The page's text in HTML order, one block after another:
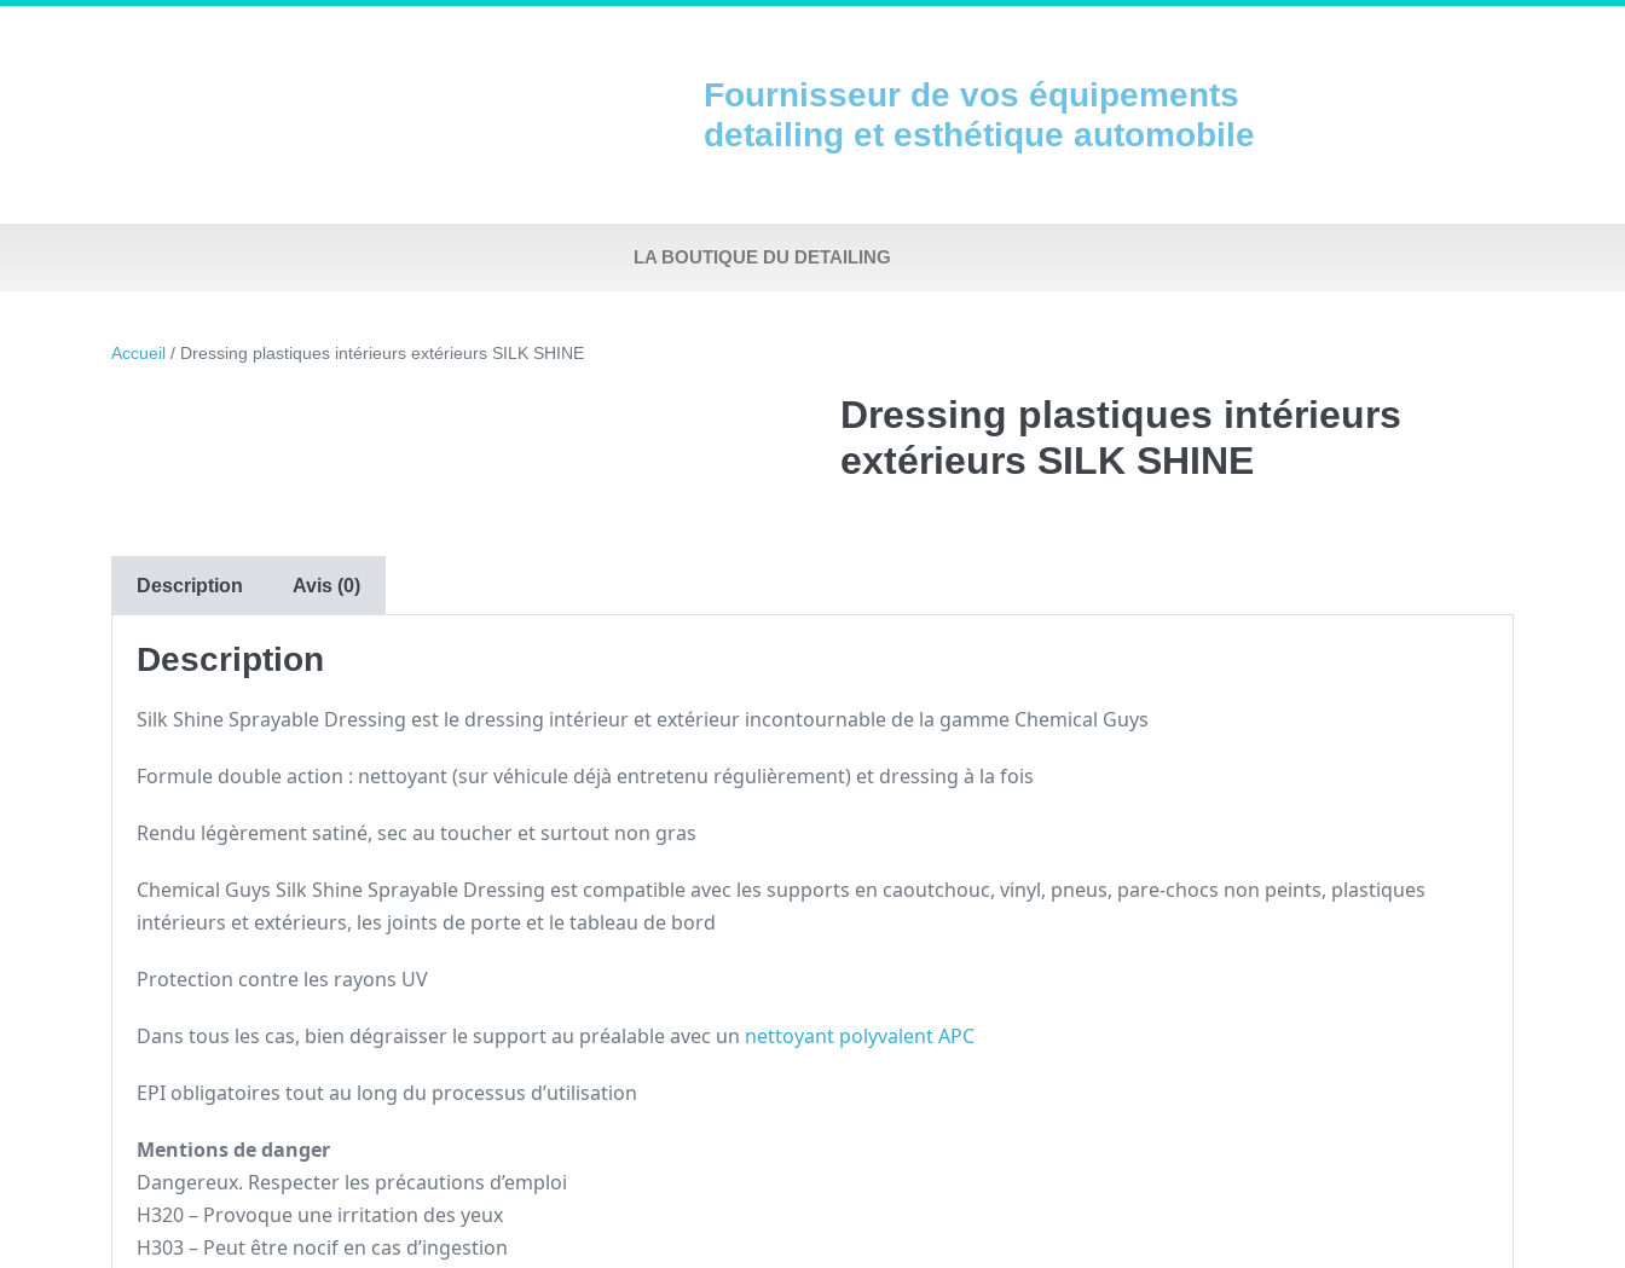
Fournisseur de vos équipements
detailing et esthétique automobile
LA BOUTIQUE DU DETAILING
Accueil / Dressing plastiques intérieurs extérieurs SILK SHINE
Dressing plastiques intérieurs
extérieurs SILK SHINE
Description Avis (0)
Description
Silk Shine Sprayable Dressing est le dressing intérieur et extérieur incontournable de la gamme Chemical Guys
Formule double action : nettoyant (sur véhicule déjà entretenu régulièrement) et dressing à la fois
Rendu légèrement satiné, sec au toucher et surtout non gras
Chemical Guys Silk Shine Sprayable Dressing est compatible avec les supports en caoutchouc, vinyl, pneus, pare-chocs non peints, plastiques
intérieurs et extérieurs, les joints de porte et le tableau de bord
Protection contre les rayons UV
Dans tous les cas, bien dégraisser le support au préalable avec un nettoyant polyvalent APC
EPI obligatoires tout au long du processus d’utilisation
Mentions de danger
Dangereux. Respecter les précautions d’emploi
H320 – Provoque une irritation des yeux
H303 – Peut être nocif en cas d’ingestion